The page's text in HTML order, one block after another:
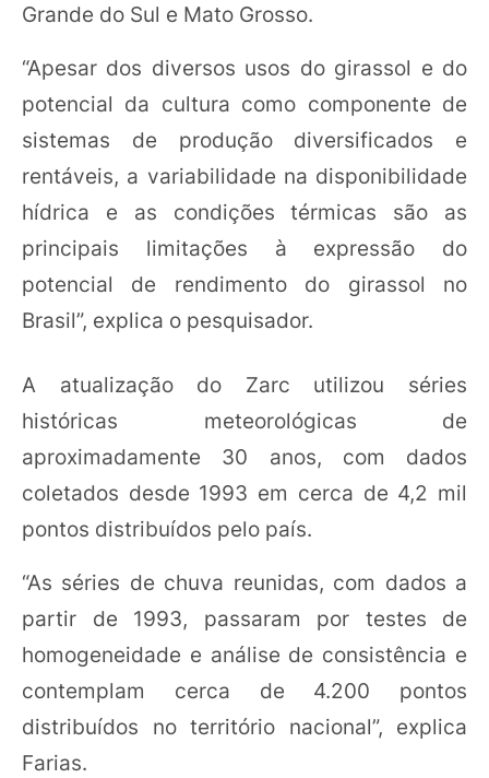
Grande do Sul e Mato Grosso.
“Apesar dos diversos usos do girassol e do
potencial da cultura como componente de
sistemas de produção diversificados e
rentáveis, a variabilidade na disponibilidade
hídrica e as condições térmicas são as
principais limitações à expressão do
potencial de rendimento do girassol no
Brasil”, explica o pesquisador.
A atualização do Zarc utilizou séries
históricas meteorológicas de
aproximadamente 30 anos, com dados
coletados desde 1993 em cerca de 4,2 mil
pontos distribuídos pelo país.
“As séries de chuva reunidas, com dados a
partir de 1993, passaram por testes de
homogeneidade e análise de consistência e
contemplam cerca de 4.200 pontos
distribuídos no território nacional”, explica
Farias.